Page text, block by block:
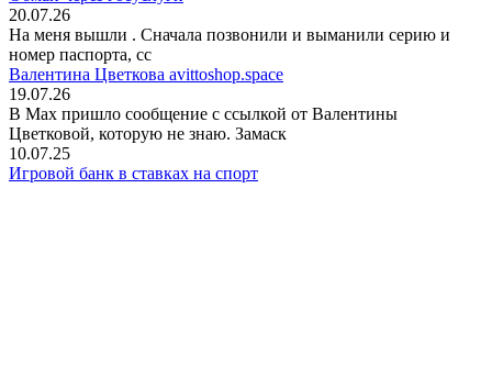
20.07.26
На меня вышли . Сначала позвонили и выманили серию и
номер паспорта, сс
Валентина Цветкова avittoshop.space
19.07.26
В Мах пришло сообщение с ссылкой от Валентины
Цветковой, которую не знаю. Замаск
10.07.25
Игровой банк в ставках на спорт